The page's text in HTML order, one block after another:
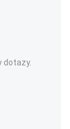
dotazy.